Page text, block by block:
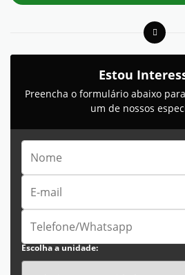
Estou
Preencha o formulário abaixo
um de nossos
Escolha a unidade: